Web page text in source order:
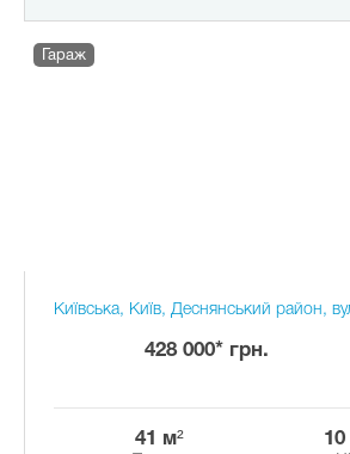
Гараж
Київська, Київ, Деснянський район,
428 000* грн.
41 м²